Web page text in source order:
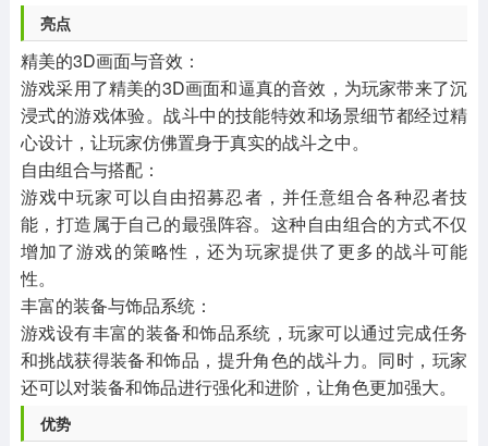
‌亮点‌
‌精美的3D画面与音效‌：
游戏采用了精美的3D画面和逼真的音效，为玩家带来了沉
浸式的游戏体验。战斗中的技能特效和场景细节都经过精
心设计，让玩家仿佛置身于真实的战斗之中。
‌自由组合与搭配‌：
游戏中玩家可以自由招募忍者，并任意组合各种忍者技
能，打造属于自己的最强阵容。这种自由组合的方式不仅
增加了游戏的策略性，还为玩家提供了更多的战斗可能
性。
‌丰富的装备与饰品系统‌：
游戏设有丰富的装备和饰品系统，玩家可以通过完成任务
和挑战获得装备和饰品，提升角色的战斗力。同时，玩家
还可以对装备和饰品进行强化和进阶，让角色更加强大。
‌优势‌